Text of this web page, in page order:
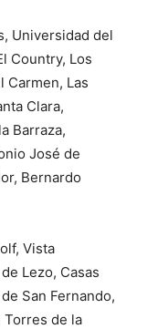
Universidad del
Country, Los
Carmen, Las
Clara,
Barraza,
José de
Bernardo
Vista
Lezo, Casas
San Fernando,
Torres de la